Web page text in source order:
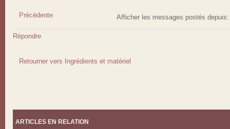
Précédente Afficher les messages postés
Répondre
Retourner vers Ingrédients et matériel
ARTICLES EN RELATION